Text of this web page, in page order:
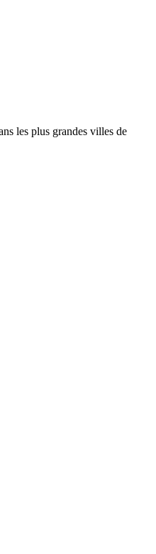
les plus grandes villes de